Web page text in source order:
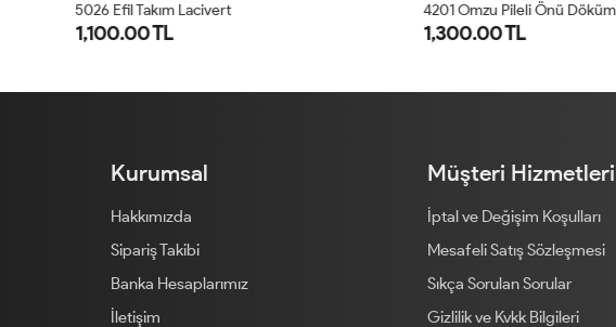
5026 Efil Takım Lacivert
1,100.00 TL 1,300.00 TL
Kurumsal
Hakkımızda
Sipariş Takibi
Banka Hesaplarımız
İletişim
Müşteri Hizmetleri
İptal ve Değişim Koşulları
Mesafeli Satış Sözleşmesi
Sıkça Sorulan Sorular
Gizlilik ve Kvkk Bilgileri